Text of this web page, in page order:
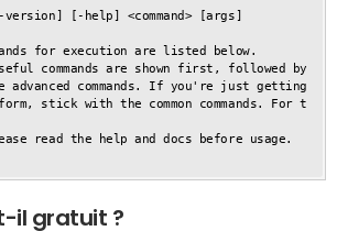
[-help] <command> [args]
for execution are listed below.
commands are shown first, followed by
advanced commands. If you're just getting
stick with the common commands. For t
read the help and docs before usage.
il gratuit ?